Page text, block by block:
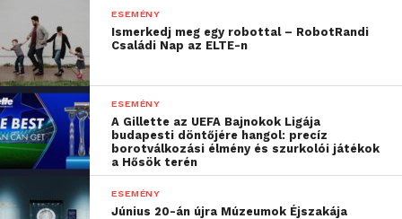
Szilveszter vezette „Magyar csillagok” valamint egy
korábbi sakkboksz-világbajnok által irányított
csoporttal.
A fiatalabb korosztályok körében különösen
népszerűek voltak a jövő sakkját bemutató
technológiai újdonságok, például a világ első, valódi
bábukat mozgató, mesterséges intelligenciával
sakktáblája, ahol a figurák önállóan mozdulnak.
ESEMÉNY
Ismerkedj meg egy robottal – RobotRandi
Családi Nap az ELTE-n
ESEMÉNY
A Gillette az UEFA Bajnokok Ligája
budapesti döntőjére hangol: precíz
borotválkozási élmény és szurkolói játékok
a Hősök terén
ESEMÉNY
Június 20-án újra Múzeumok Éjszakája